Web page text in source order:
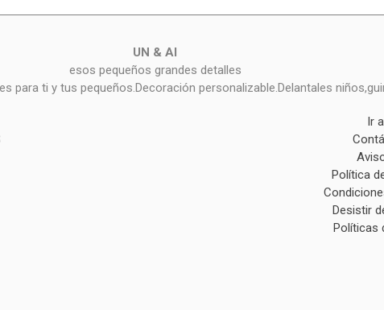
UN & AI
esos pequeños grandes detalles
para ti y tus pequeños.Decoración personalizable.Delantales
Ir
Política
Desistir
Políticas